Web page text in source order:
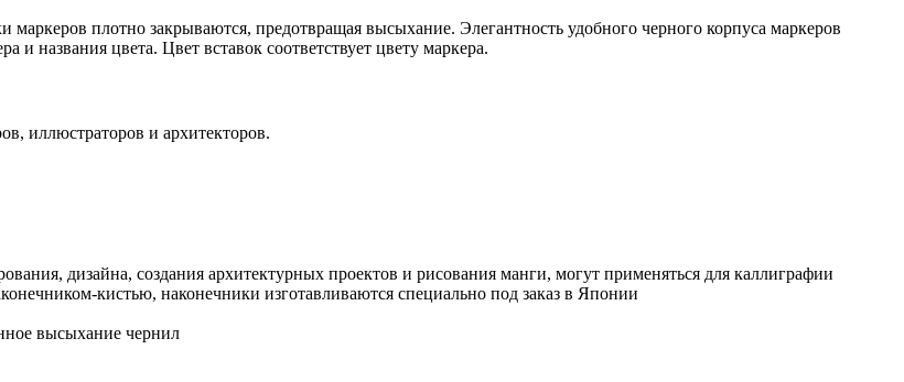
плотно закрываются, предотвращая высыхание. Элегантность удобного черного корпуса маркеров
названия цвета. Цвет вставок соответствует цвету маркера.
иллюстраторов и архитекторов.
дизайна, создания архитектурных проектов и рисования манги, могут применяться для каллиграфии
кистью, наконечники изготавливаются специально под заказ в Японии
высыхание чернил